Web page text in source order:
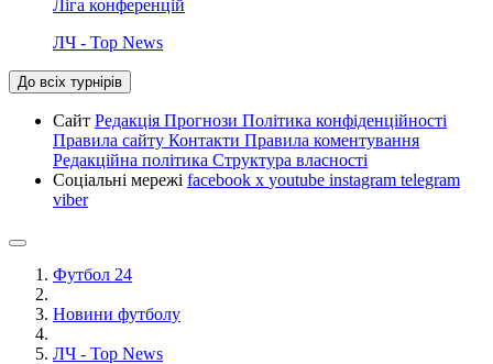
Ліга конференцій
ЛЧ - Top News
До всіх турнірів
Сайт Редакція Прогнози Політика конфіденційності
Правила сайту Контакти Правила коментування
Редакційна політика Структура власності
Соціальні мережі facebook x youtube instagram telegram
viber
Футбол 24
Новини футболу
ЛЧ - Top News